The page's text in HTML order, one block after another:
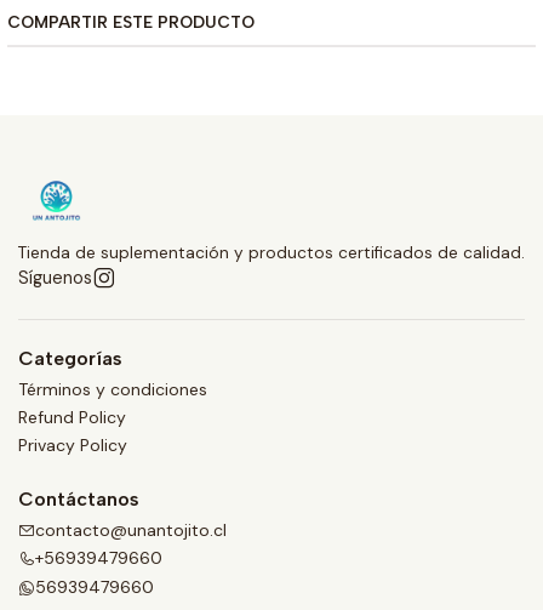
COMPARTIR ESTE PRODUCTO
Tienda de suplementación y productos certificados de calidad.
Síguenos
Categorías
Términos y condiciones
Refund Policy
Privacy Policy
Contáctanos
contacto@unantojito.cl
+56939479660
56939479660